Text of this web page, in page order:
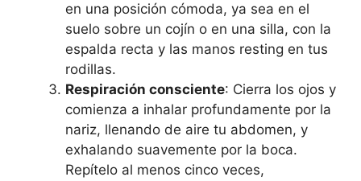
en una posición cómoda, ya sea en el
suelo sobre un cojín o en una silla, con la
espalda recta y las manos resting en tus
rodillas.
Respiración consciente: Cierra los ojos y
comienza a inhalar profundamente por la
nariz, llenando de aire tu abdomen, y
exhalando suavemente por la boca.
Repítelo al menos cinco veces,